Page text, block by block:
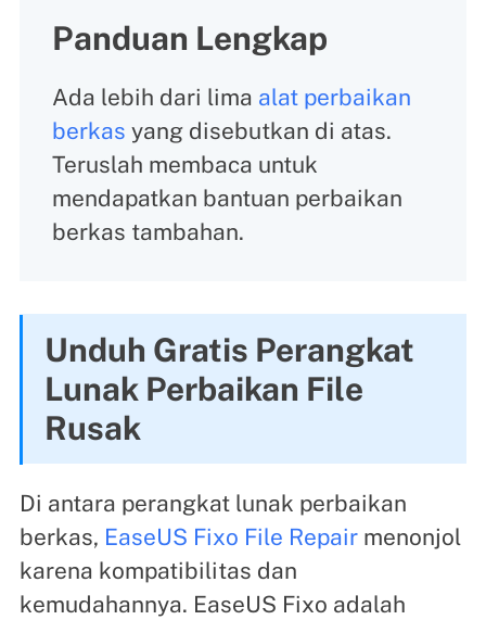
Panduan Lengkap
Ada lebih dari lima alat perbaikan
berkas yang disebutkan di atas.
Teruslah membaca untuk
mendapatkan bantuan perbaikan
berkas tambahan.
Unduh Gratis Perangkat
Lunak Perbaikan File
Rusak
Di antara perangkat lunak perbaikan
berkas, EaseUS Fixo File Repairmenonjol
karena kompatibilitas dan
kemudahannya. EaseUS Fixo adalah